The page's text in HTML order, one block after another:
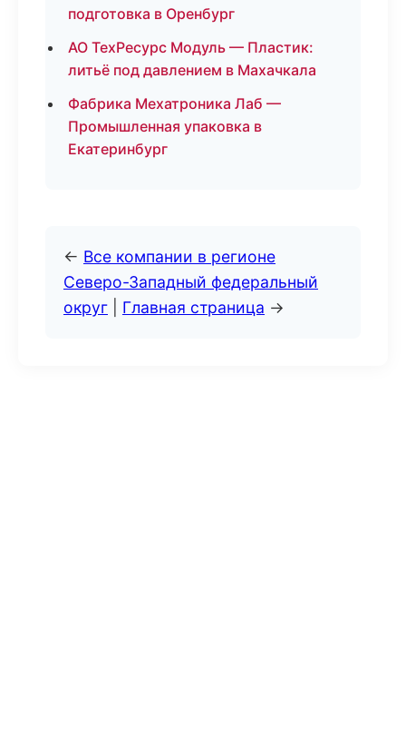
подготовка в Оренбург
АО ТехРесурс Модуль — Пластик:
литьё под давлением в Махачкала
Фабрика Мехатроника Лаб —
Промышленная упаковка в
Екатеринбург
← Все компании в регионе
Северо-Западный федеральный
округ
Главная страница →